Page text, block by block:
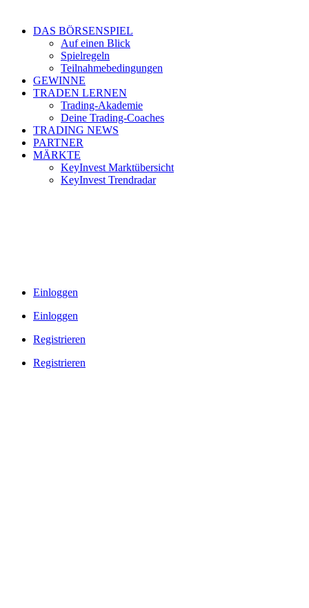
DAS BÖRSENSPIEL
Auf einen Blick
Spielregeln
Teilnahmebedingungen
GEWINNE
TRADEN LERNEN
Trading-Akademie
Deine Trading-Coaches
TRADING NEWS
PARTNER
MÄRKTE
KeyInvest Marktübersicht
KeyInvest Trendradar
Einloggen
Einloggen
Registrieren
Registrieren